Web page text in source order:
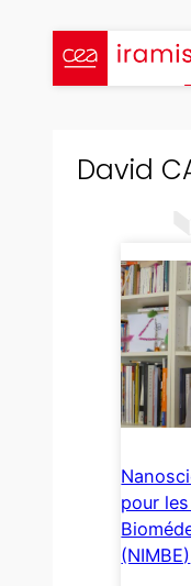
contenu
David
pour
(NIMBE)